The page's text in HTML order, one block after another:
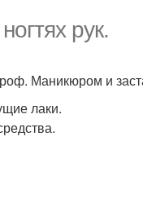
рук.
Маникюром и
лаки.